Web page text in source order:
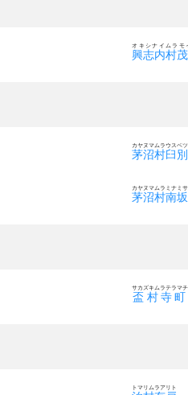
興志内村
オキシナイムラモ
茅沼村臼別
カヤヌマムラウスベツ
茅沼村南
カヤヌマムラミナミ
盃村寺町
サカズキムラテラマチ
トマリムラアリト